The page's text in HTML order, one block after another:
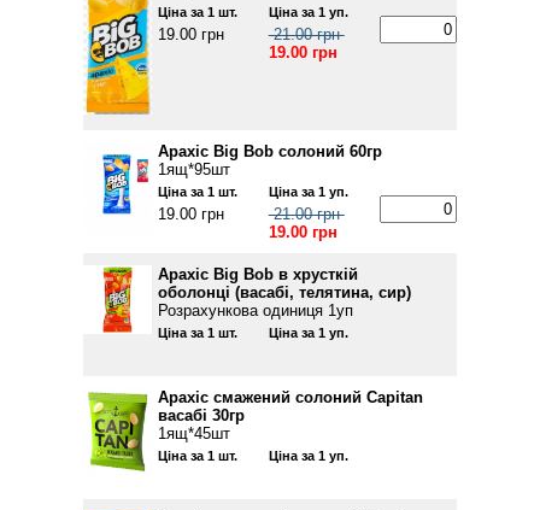
Ціна за 1 шт.
19.00 грн
Ціна за 1 уп.
21.00 грн
19.00 грн
Арахіс Big Bob солоний 60гр
1ящ*95шт
Ціна за 1 шт.
19.00 грн
Ціна за 1 уп.
21.00 грн
19.00 грн
Арахіс Big Bob в хрусткій
оболонці (васабі, телятина, сир)
Розрахункова одиниця 1уп
Ціна за 1 шт. Ціна за 1 уп.
Арахіс смажений солоний Capitan
васабі 30гр
1ящ*45шт
Ціна за 1 шт. Ціна за 1 уп.